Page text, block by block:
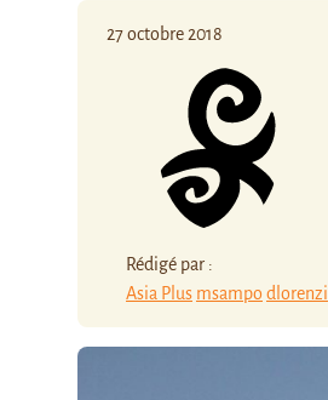
27 octobre 2018
Rédigé par :
Asia Plus msampo dlorenzi